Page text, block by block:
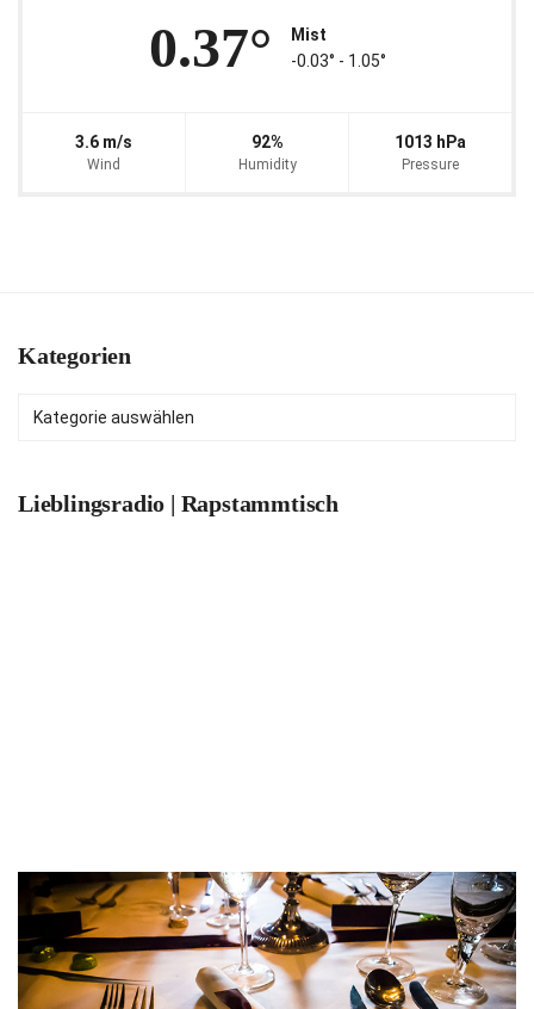
0.37°
Mist
-0.03° ‐ 1.05°
3.6 m/s
Wind
92%
Humidity
1013 hPa
Pressure
Kategorien
Lieblingsradio | Rapstammtisch